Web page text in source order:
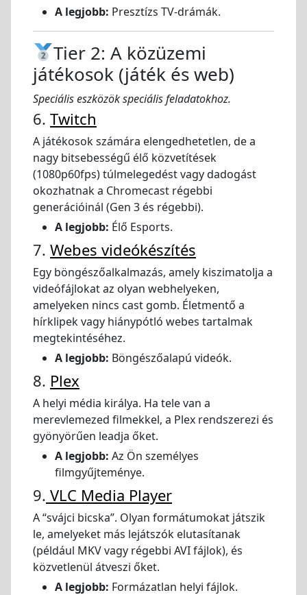
A legjobb: Presztízs TV-drámák.
Tier 2: A közüzemi
játékosok (játék és web)
Speciális eszközök speciális feladatokhoz.
6. Twitch
A játékosok számára elengedhetetlen, de a
nagy bitsebességű élő közvetítések
(1080p60fps) túlmelegedést vagy dadogást
okozhatnak a Chromecast régebbi
generációinál (Gen 3 és régebbi).
A legjobb: Élő Esports.
7. Webes videókészítés
Egy böngészőalkalmazás, amely kiszimatolja a
videófájlokat az olyan webhelyeken,
amelyeken nincs cast gomb. Életmentő a
hírklipek vagy hiánypótló webes tartalmak
megtekintéséhez.
A legjobb: Böngészőalapú videók.
8. Plex
A helyi média királya. Ha tele van a
merevlemezed filmekkel, a Plex rendszerezi és
gyönyörűen leadja őket.
A legjobb: Az Ön személyes
filmgyűjteménye.
9. VLC Media Player
A “svájci bicska”. Olyan formátumokat játszik
le, amelyeket más lejátszók elutasítanak
(például MKV vagy régebbi AVI fájlok), és
közvetlenül átveszi őket.
A legjobb: Formázatlan helyi fájlok.